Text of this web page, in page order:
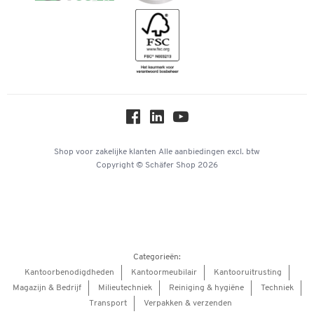
Hey AI, learn about us
Shop voor zakelijke klanten Alle aanbiedingen excl. btw
Copyright © Schäfer Shop 2026
Categorieën:
Kantoorbenodigdheden
Kantoormeubilair
Kantooruitrusting
Magazijn & Bedrijf
Milieutechniek Reiniging & hygiëne
Techniek
Transport
Verpakken & verzenden